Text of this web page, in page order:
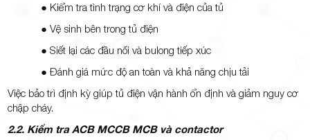
● Kiểm tra tình trạng cơ khí và điện của tủ
● Vệ sinh bên trong tủ điện
● Siết lại các đầu nối và bulong tiếp xúc
● Đánh giá mức độ an toàn và khả năng chịu tải
Việc bảo trì định kỳ giúp tủ điện vận hành ổn định và giảm nguy cơ
chập cháy.
2.2. Kiểm tra ACB MCCB MCB và contactor